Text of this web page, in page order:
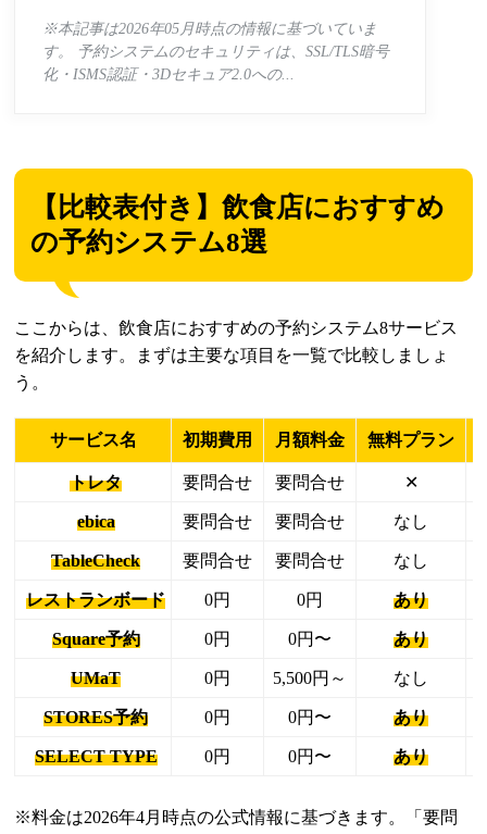
※本記事は2026年05月時点の情報に基づいていま
す。 予約システムのセキュリティは、SSL/TLS暗号
化・ISMS認証・3Dセキュア2.0への...
【比較表付き】飲食店におすすめ
の予約システム8選
ここからは、飲食店におすすめの予約システム8サービス
を紹介します。まずは主要な項目を一覧で比較しましょ
う。
サービス名 初期費用 月額料金 無料プラン
トレタ 要問合せ 要問合せ ✕
ebica 要問合せ 要問合せ なし
TableCheck 要問合せ 要問合せ なし
レストランボード 0円 0円 あり
Square予約 0円 0円〜 あり
UMaT 0円 5,500円～ なし
STORES予約 0円 0円〜 あり
SELECT TYPE 0円 0円〜 あり
※料金は2026年4月時点の公式情報に基づきます。「要問